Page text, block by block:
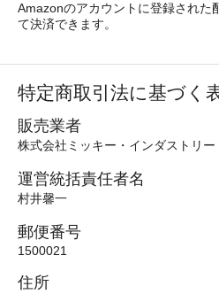
Amazonのアカウントに登録された
て決済できます。
特定商取引法に基づく
販売業者
株式会社ミッキー・インダストリー
運営統括責任者名
村井馨一
郵便番号
1500021
住所